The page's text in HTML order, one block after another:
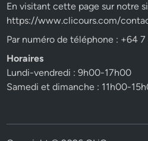
En visitant cette page sur notre
https://www.clicours.com/
Par numéro de téléphone : +64 7
Horaires
Lundi-vendredi : 9h00-17h00
Samedi et dimanche : 11h00-